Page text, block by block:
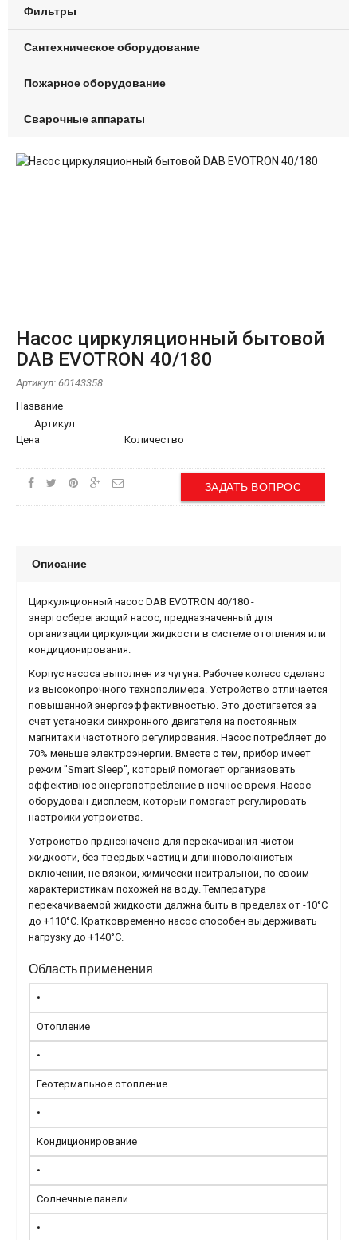
Фильтры
Сантехническое оборудование
Пожарное оборудование
Сварочные аппараты
Насос циркуляционный бытовой
DAB EVOTRON 40/180
Артикул: 60143358
Название
Артикул
Цена
Количество
ЗАДАТЬ ВОПРОС
Описание
Циркуляционный насос DAB EVOTRON 40/180 -
энергосберегающий насос, предназначенный для
организации циркуляции жидкости в системе отопления или
кондиционирования.
Корпус насоса выполнен из чугуна. Рабочее колесо сделано
из высокопрочного технополимера. Устройство отличается
повышенной энергоэффективностью. Это достигается за
счет установки синхронного двигателя на постоянных
магнитах и частотного регулирования. Насос потребляет до
70% меньше электроэнергии. Вместе с тем, прибор имеет
режим "Smart Sleep", который помогает организовать
эффективное энергопотребление в ночное время. Насос
оборудован дисплеем, который помогает регулировать
настройки устройства.
Устройство прднезначено для перекачивания чистой
жидкости, без твердых частиц и длинноволокнистых
включений, не вязкой, химически нейтральной, по своим
характеристикам похожей на воду. Температура
перекачиваемой жидкости далжна быть в пределах от -10°С
до +110°С. Кратковременно насос способен выдерживать
нагрузку до +140°С.
Область применения
•
Отопление
•
Геотермальное отопление
•
Кондиционирование
•
Солнечные панели
•